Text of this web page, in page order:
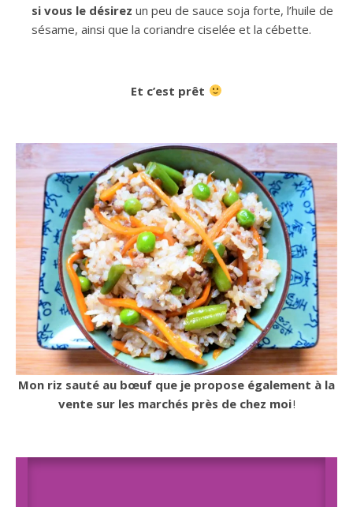
si vous le désirez un peu de sauce soja forte, l’huile de
sésame, ainsi que la coriandre ciselée et la cébette.
Et c’est prêt
Mon riz sauté au bœuf que je propose également à la
vente sur les marchés près de chez moi!